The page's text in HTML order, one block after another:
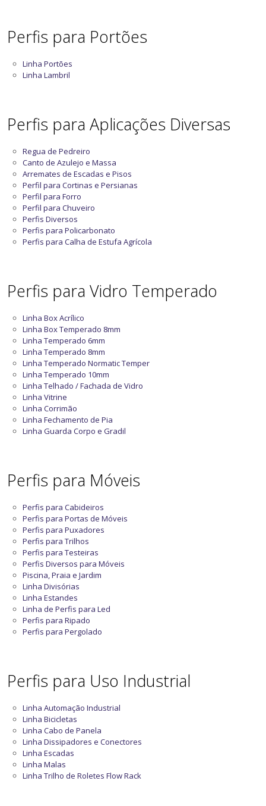
Perfis para Portões
Linha Portões
Linha Lambril
Perfis para Aplicações Diversas
Regua de Pedreiro
Canto de Azulejo e Massa
Arremates de Escadas e Pisos
Perfil para Cortinas e Persianas
Perfil para Forro
Perfil para Chuveiro
Perfis Diversos
Perfis para Policarbonato
Perfis para Calha de Estufa Agrícola
Perfis para Vidro Temperado
Linha Box Acrílico
Linha Box Temperado 8mm
Linha Temperado 6mm
Linha Temperado 8mm
Linha Temperado Normatic Temper
Linha Temperado 10mm
Linha Telhado / Fachada de Vidro
Linha Vitrine
Linha Corrimão
Linha Fechamento de Pia
Linha Guarda Corpo e Gradil
Perfis para Móveis
Perfis para Cabideiros
Perfis para Portas de Móveis
Perfis para Puxadores
Perfis para Trilhos
Perfis para Testeiras
Perfis Diversos para Móveis
Piscina, Praia e Jardim
Linha Divisórias
Linha Estandes
Linha de Perfis para Led
Perfis para Ripado
Perfis para Pergolado
Perfis para Uso Industrial
Linha Automação Industrial
Linha Bicicletas
Linha Cabo de Panela
Linha Dissipadores e Conectores
Linha Escadas
Linha Malas
Linha Trilho de Roletes Flow Rack